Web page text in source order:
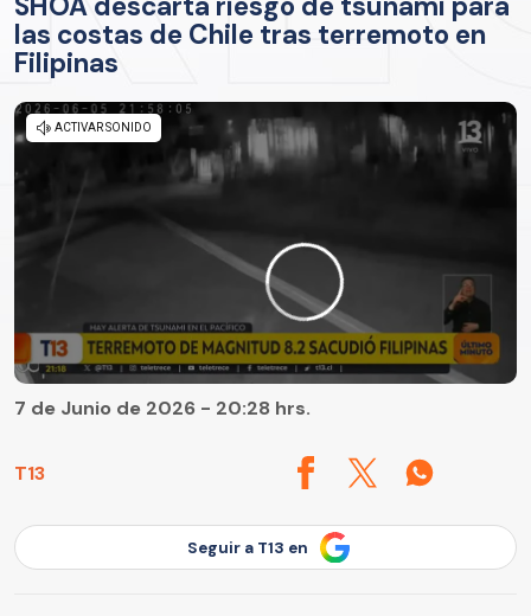
las costas de Chile tras terremoto en
Filipinas
T13
7 de Junio de 2026 - 20:28 hrs.
Seguir a T13 en